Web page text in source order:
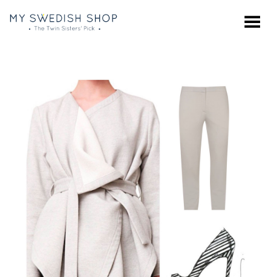
Toggle Menu